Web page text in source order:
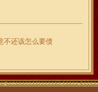
不还该怎么要债